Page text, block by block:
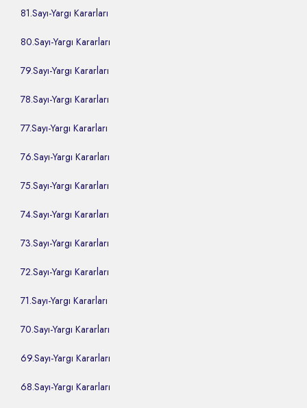
81.Sayı-Yargı Kararları
80.Sayı-Yargı Kararları
79.Sayı-Yargı Kararları
78.Sayı-Yargı Kararları
77.Sayı-Yargı Kararları
76.Sayı-Yargı Kararları
75.Sayı-Yargı Kararları
74.Sayı-Yargı Kararları
73.Sayı-Yargı Kararları
72.Sayı-Yargı Kararları
71.Sayı-Yargı Kararları
70.Sayı-Yargı Kararları
69.Sayı-Yargı Kararları
68.Sayı-Yargı Kararları